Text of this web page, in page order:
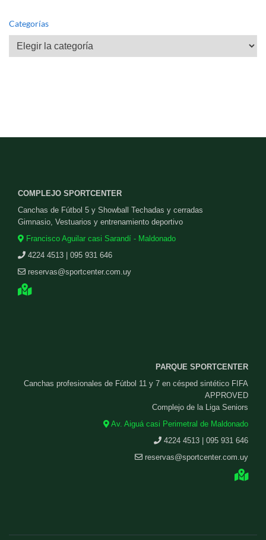
Categorías
Categorías
COMPLEJO SPORTCENTER
Canchas de Fútbol 5 y Showball Techadas y cerradas
Gimnasio, Vestuarios y entrenamiento deportivo
Francisco Aguilar casi Sarandí - Maldonado
4224 4513 | 095 931 646
reservas@sportcenter.com.uy
PARQUE SPORTCENTER
Canchas profesionales de Fútbol 11 y 7 en césped sintético FIFA
APPROVED
Complejo de la Liga Seniors
Av. Aiguá casi Perimetral de Maldonado
4224 4513 | 095 931 646
reservas@sportcenter.com.uy